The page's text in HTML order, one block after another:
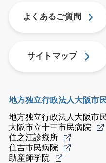
よくあるご質問
サイトマップ
地方独立行政法人大阪市
地方独立行政法人大阪市
大阪市立十三市民病院
住之江診療所
住吉市民病院
助産師学院